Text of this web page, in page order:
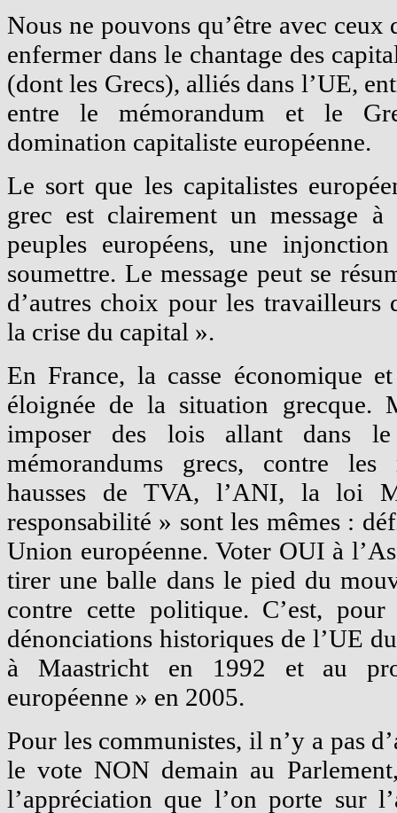
Nous ne pouvons qu’être avec ceux
enfermer dans le chantage des
(dont les Grecs), alliés dans l’UE,
entre le mémorandum et le
domination capitaliste européenne.
Le sort que les capitalistes
grec est clairement un message
peuples européens, une
soumettre. Le message peut se
d’autres choix pour les travailleurs
la crise du capital ».
En France, la casse économique
éloignée de la situation grecque.
imposer des lois allant dans
mémorandums grecs, contre les
hausses de TVA, l’ANI, la loi
responsabilité » sont les mêmes :
Union européenne. Voter OUI à
tirer une balle dans le pied du
contre cette politique. C’est,
dénonciations historiques de l’UE
à Maastricht en 1992 et au
européenne » en 2005.
Pour les communistes, il n’y a pas
le vote NON demain au
l’appréciation que l’on porte sur